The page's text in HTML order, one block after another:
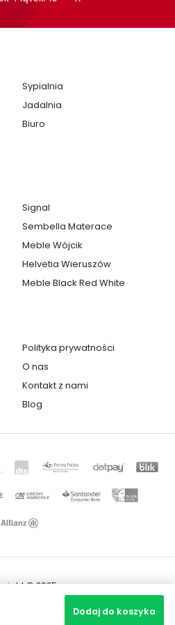
Dodaj do koszyka
Sypialnia
Jadalnia
Biuro
Signal
Sembella Materace
Meble Wójcik
Helvetia Wieruszów
Meble Black Red White
Polityka prywatności
O nas
Kontakt z nami
Blog
© 2025
projektu: Igor Chudy